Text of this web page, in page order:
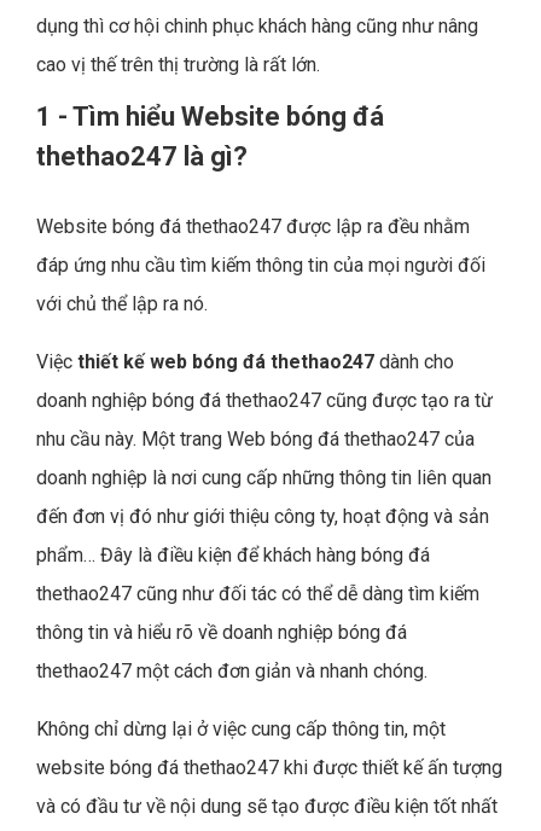
dụng thì cơ hội chinh phục khách hàng cũng như nâng
cao vị thế trên thị trường là rất lớn.
1 - Tìm hiểu Website bóng đá
thethao247 là gì?
Website bóng đá thethao247 được lập ra đều nhằm
đáp ứng nhu cầu tìm kiếm thông tin của mọi người đối
với chủ thể lập ra nó.
Việc thiết kế web bóng đá thethao247 dành cho
doanh nghiệp bóng đá thethao247 cũng được tạo ra từ
nhu cầu này. Một trang Web bóng đá thethao247 của
doanh nghiệp là nơi cung cấp những thông tin liên quan
đến đơn vị đó như giới thiệu công ty, hoạt động và sản
phẩm… Đây là điều kiện để khách hàng bóng đá
thethao247 cũng như đối tác có thể dễ dàng tìm kiếm
thông tin và hiểu rõ về doanh nghiệp bóng đá
thethao247 một cách đơn giản và nhanh chóng.
Không chỉ dừng lại ở việc cung cấp thông tin, một
website bóng đá thethao247 khi được thiết kế ấn tượng
và có đầu tư về nội dung sẽ tạo được điều kiện tốt nhất